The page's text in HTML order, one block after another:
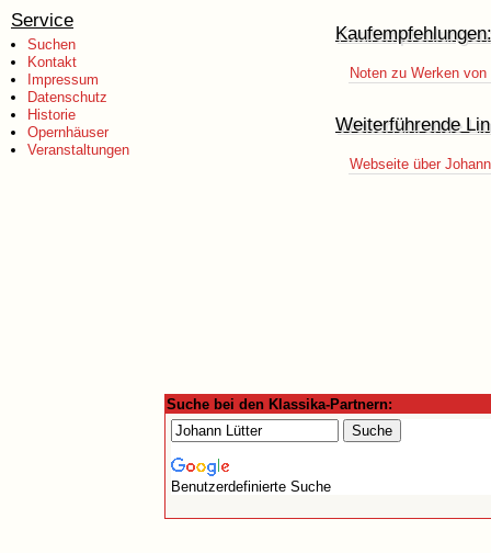
Service
Suchen
Kontakt
Impressum
Datenschutz
Historie
Opernhäuser
Veranstaltungen
Kaufempfehlungen:
Noten zu Werken
Weiterführende
Webseite über
Suche bei den Klassika-Partnern:
Benutzerdefinierte Suche